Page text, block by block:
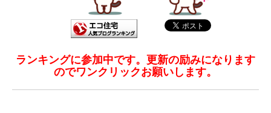
ランキングに参加中です。更新の励みになります
のでワンクリックお願いします。